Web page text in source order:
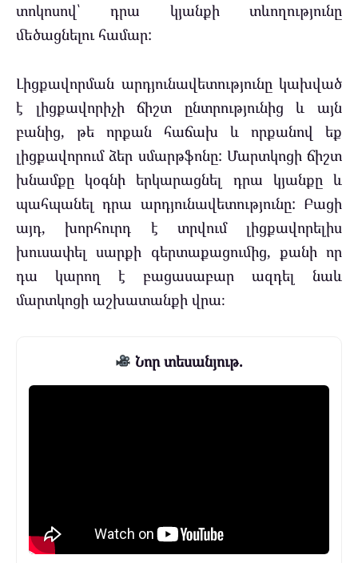
տոկոսով՝ դրա կյանքի տևողությունը
մեծացնելու համար:
Լիցքավորման արդյունավետությունը կախված
է լիցքավորիչի ճիշտ ընտրությունից և այն
բանից, թե որքան հաճախ և որքանով եք
լիցքավորում ձեր սմարթֆոնը: Մարտկոցի ճիշտ
խնամքը կօգնի երկարացնել դրա կյանքը և
պահպանել դրա արդյունավետությունը: Բացի
այդ, խորհուրդ է տրվում լիցքավորելիս
խուսափել սարքի գերտաքացումից, քանի որ
դա կարող է բացասաբար ազդել նաև
մարտկոցի աշխատանքի վրա։
Նոր տեսանյութ.